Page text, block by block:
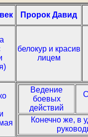
Пророк Давид
белокур и красив
лицем
Ведение
боевых
действий
Конечно же, в